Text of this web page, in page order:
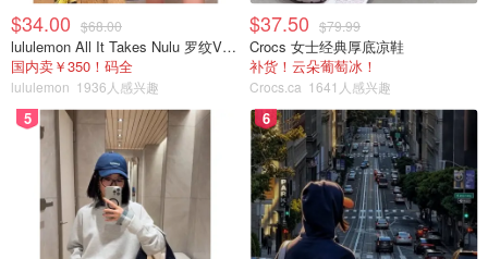
$34.00 $68.00
lululemon All It Takes Nulu 罗纹V领短袖T恤
国内卖￥350！码全
lululemon 1936人感兴趣
$37.50 $79.99
Crocs 女士经典厚底凉鞋
补货！云朵葡萄冰！
Crocs.ca 1641人感兴趣
5 6